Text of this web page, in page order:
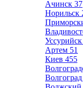
Ачинск 37
Норильск
Уссурийск
Артем 51
Киев 455
Волгоград